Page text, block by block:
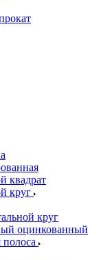
квадрат
круг
круг
оцинкованный
полоса